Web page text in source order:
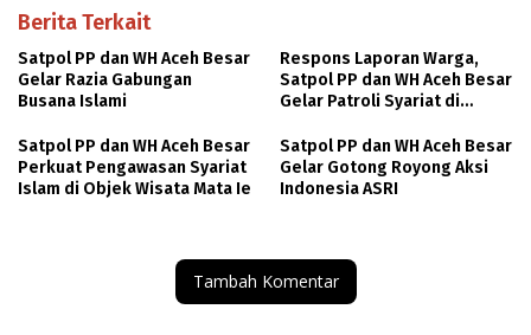
Berita Terkait
Satpol PP dan WH Aceh Besar
Gelar Razia Gabungan
Busana Islami
Respons Laporan Warga,
Satpol PP dan WH Aceh Besar
Gelar Patroli Syariat di
Satpol PP dan WH Aceh Besar
Perkuat Pengawasan Syariat
Islam di Objek Wisata Mata Ie
Satpol PP dan WH Aceh Besar
Gelar Gotong Royong Aksi
Indonesia ASRI
Tambah Komentar